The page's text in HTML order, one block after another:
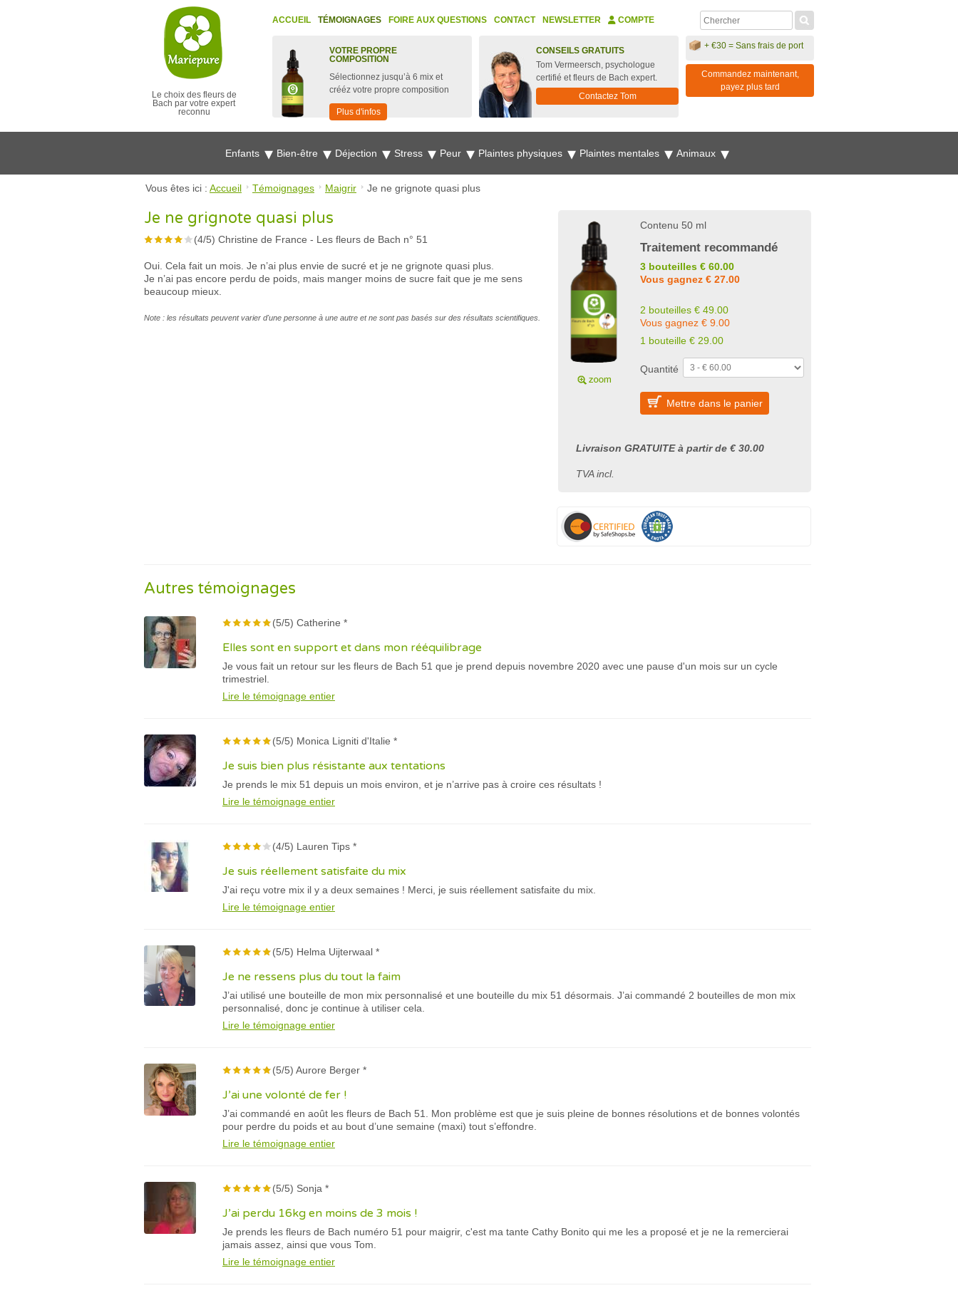
Le choix des fleurs de
Bach par votre expert
reconnu
ACCUEIL TÉMOIGNAGES FOIRE AUX QUESTIONS CONTACT NEWSLETTER COMPTE
VOTRE PROPRE
COMPOSITION
Sélectionnez jusqu’à 6 mix et
crééz votre propre composition
Plus d'infos
CONSEILS GRATUITS
Tom Vermeersch, psychologue
certifié et fleurs de Bach expert.
Contactez Tom
+ €30 = Sans frais de port
Commandez maintenant,
payez plus tard
Enfants Bien-être Déjection Stress Peur Plaintes physiques Plaintes mentales Animaux
Vous êtes ici : Accueil Témoignages Maigrir Je ne grignote quasi plus
Je ne grignote quasi plus
(4/5) Christine de France - Les fleurs de Bach n° 51
Oui. Cela fait un mois. Je n’ai plus envie de sucré et je ne grignote quasi plus.
Je n’ai pas encore perdu de poids, mais manger moins de sucre fait que je me sens
beaucoup mieux.
Note : les résultats peuvent varier d'une personne à une autre et ne sont pas basés sur des résultats scientifiques.
Contenu 50 ml
Traitement recommandé
3 bouteilles € 60.00
Vous gagnez € 27.00
2 bouteilles € 49.00
Vous gagnez € 9.00
1 bouteille € 29.00
Quantité
Mettre dans le panier
Livraison GRATUITE à partir de € 30.00
TVA incl.
Autres témoignages
(5/5) Catherine *
Elles sont en support et dans mon rééquilibrage
Je vous fait un retour sur les fleurs de Bach 51 que je prend depuis novembre 2020 avec une pause d'un mois sur un cycle
trimestriel.
Lire le témoignage entier
(5/5) Monica Ligniti d'Italie *
Je suis bien plus résistante aux tentations
Je prends le mix 51 depuis un mois environ, et je n’arrive pas à croire ces résultats !
Lire le témoignage entier
(4/5) Lauren Tips *
Je suis réellement satisfaite du mix
J'ai reçu votre mix il y a deux semaines ! Merci, je suis réellement satisfaite du mix.
Lire le témoignage entier
(5/5) Helma Uijterwaal *
Je ne ressens plus du tout la faim
J’ai utilisé une bouteille de mon mix personnalisé et une bouteille du mix 51 désormais. J’ai commandé 2 bouteilles de mon mix
personnalisé, donc je continue à utiliser cela.
Lire le témoignage entier
(5/5) Aurore Berger *
J’ai une volonté de fer !
J’ai commandé en août les fleurs de Bach 51. Mon problème est que je suis pleine de bonnes résolutions et de bonnes volontés
pour perdre du poids et au bout d’une semaine (maxi) tout s’effondre.
Lire le témoignage entier
(5/5) Sonja *
J’ai perdu 16kg en moins de 3 mois !
Je prends les fleurs de Bach numéro 51 pour maigrir, c'est ma tante Cathy Bonito qui me les a proposé et je ne la remercierai
jamais assez, ainsi que vous Tom.
Lire le témoignage entier